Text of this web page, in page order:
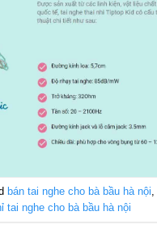
bán tai nghe cho bà bầu hà nội
tai nghe cho bà bầu hà nội